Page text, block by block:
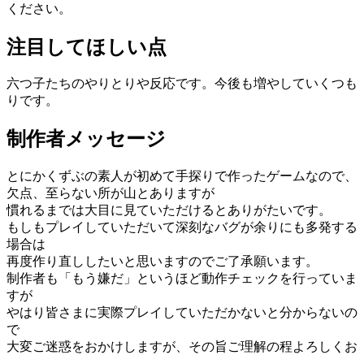
ください。
注目してほしい点
六つ子たちのやりとりや反応です。今後も増やしていくつも
りです。
制作者メッセージ
とにかくずぶの素人が初めて手探りで作ったゲームなので、
欠点、至らない所が山とありますが
慣れるまでは大目に見ていただけるとありがたいです。
もしもプレイしていただいて深刻なバグが余りにも多発する
場合は
再度作り直ししたいと思いますのでご了承願います。
制作者も「もう嫌だ」というほど動作チェックを行っていま
すが
やはり皆さまに実際プレイしていただかないと分からないの
で
大変ご迷惑をおかけしますが、その旨ご理解の程よろしくお